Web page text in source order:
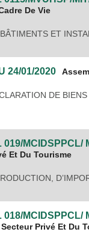
De Vie
ET
24/01/2020
DE
019/MCIDSPPCL/
Et Du Tourisme
018/MCIDSPPCL/
Privé Et Du